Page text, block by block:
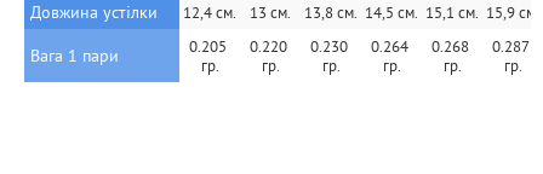
Довжина устілки 12,4 см. 13 см. 13,8 см. 14,5 см. 15,1 см. 15,9 см.
Вага 1 пари
0.205
гр.
0.220
гр.
0.230
гр.
0.264
гр.
0.268
гр.
0.287
гр.